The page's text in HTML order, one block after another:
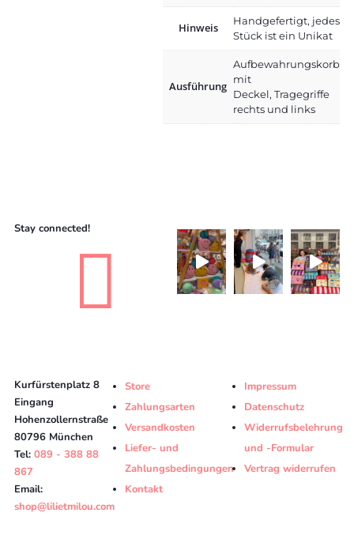
Hinweis
Handgefertigt, jedes
Stück ist ein Unikat
Ausführung
Aufbewahrungskorb
mit
Deckel, Tragegriffe
rechts und links
Stay connected!

Kurfürstenplatz 8
Eingang
Hohenzollernstraße
80796 München
Tel: 089 - 388 88
867
Email:
shop@lilietmilou.com
Store
Zahlungsarten
Versandkosten
Liefer- und
Zahlungsbedingungen
Kontakt
Impressum
Datenschutz
Widerrufsbelehrung
und -Formular
Vertrag widerrufen